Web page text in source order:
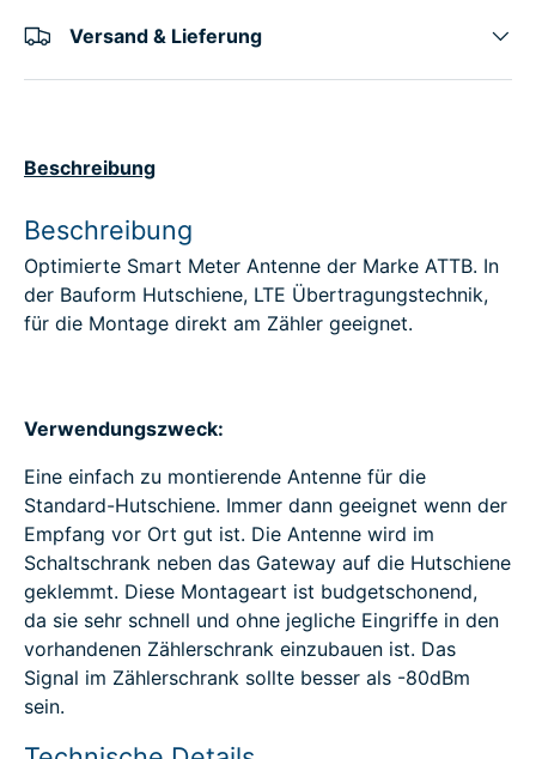
Versand & Lieferung
Beschreibung
Beschreibung
Optimierte Smart Meter Antenne der Marke ATTB. In
der Bauform Hutschiene, LTE Übertragungstechnik,
für die Montage direkt am Zähler geeignet.
Verwendungszweck:
Eine einfach zu montierende Antenne für die
Standard-Hutschiene. Immer dann geeignet wenn der
Empfang vor Ort gut ist. Die Antenne wird im
Schaltschrank neben das Gateway auf die Hutschiene
geklemmt. Diese Montageart ist budgetschonend,
da sie sehr schnell und ohne jegliche Eingriffe in den
vorhandenen Zählerschrank einzubauen ist. Das
Signal im Zählerschrank sollte besser als -80dBm
sein.